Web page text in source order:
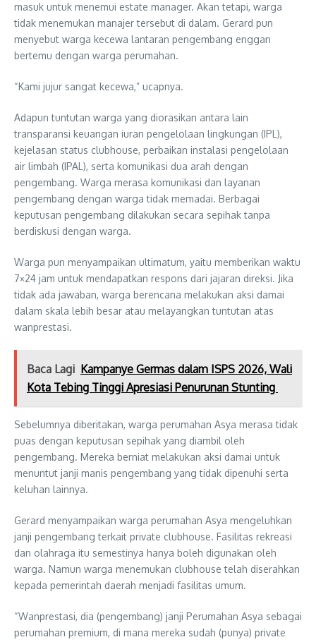
masuk untuk menemui estate manager. Akan tetapi, warga
tidak menemukan manajer tersebut di dalam. Gerard pun
menyebut warga kecewa lantaran pengembang enggan
bertemu dengan warga perumahan.
“Kami jujur sangat kecewa,” ucapnya.
Adapun tuntutan warga yang diorasikan antara lain
transparansi keuangan iuran pengelolaan lingkungan (IPL),
kejelasan status clubhouse, perbaikan instalasi pengelolaan
air limbah (IPAL), serta komunikasi dua arah dengan
pengembang. Warga merasa komunikasi dan layanan
pengembang dengan warga tidak memadai. Berbagai
keputusan pengembang dilakukan secara sepihak tanpa
berdiskusi dengan warga.
Warga pun menyampaikan ultimatum, yaitu memberikan waktu
7×24 jam untuk mendapatkan respons dari jajaran direksi. Jika
tidak ada jawaban, warga berencana melakukan aksi damai
dalam skala lebih besar atau melayangkan tuntutan atas
wanprestasi.
Baca Lagi Kampanye Germas dalam ISPS 2026, Wali
Kota Tebing Tinggi Apresiasi Penurunan Stunting
Sebelumnya diberitakan, warga perumahan Asya merasa tidak
puas dengan keputusan sepihak yang diambil oleh
pengembang. Mereka berniat melakukan aksi damai untuk
menuntut janji manis pengembang yang tidak dipenuhi serta
keluhan lainnya.
Gerard menyampaikan warga perumahan Asya mengeluhkan
janji pengembang terkait private clubhouse. Fasilitas rekreasi
dan olahraga itu semestinya hanya boleh digunakan oleh
warga. Namun warga menemukan clubhouse telah diserahkan
kepada pemerintah daerah menjadi fasilitas umum.
“Wanprestasi, dia (pengembang) janji Perumahan Asya sebagai
perumahan premium, di mana mereka sudah (punya) private